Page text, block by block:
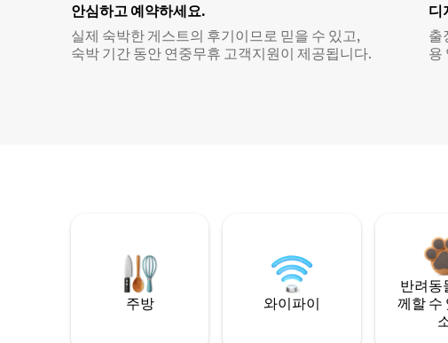
안심하고 예약하세요.
실제 숙박한 게스트의 후기이므로 믿을 수 있고,
숙박 기간 동안 연중무휴 고객지원이 제공됩니다.
디
출
용
주방 와이파이
반려동
께할 수